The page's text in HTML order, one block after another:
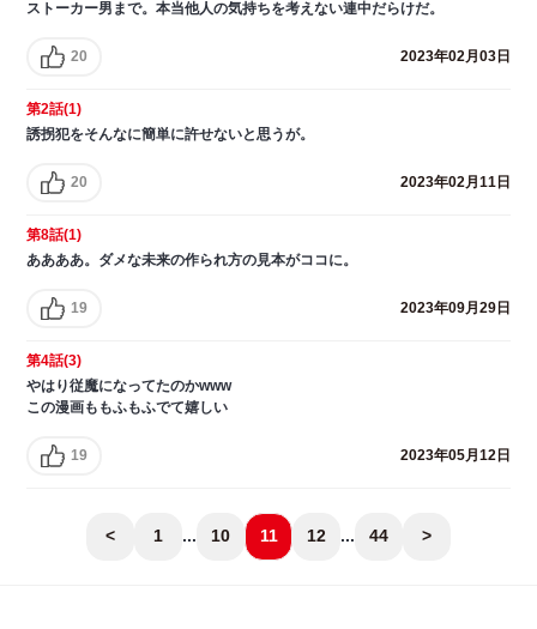
ストーカー男まで。本当他人の気持ちを考えない連中だらけだ。
20 2023年02月03日
第2話(1)
誘拐犯をそんなに簡単に許せないと思うが。
20 2023年02月11日
第8話(1)
ああああ。ダメな未来の作られ方の見本がココに。
19 2023年09月29日
第4話(3)
やはり従魔になってたのかwww
この漫画ももふもふでて嬉しい
19 2023年05月12日
< 1 ... 10 11 12 ... 44 >